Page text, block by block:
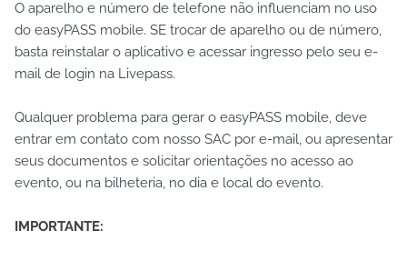
O aparelho e número de telefone não influenciam no uso
do easyPASS mobile. SE trocar de aparelho ou de número,
basta reinstalar o aplicativo e acessar ingresso pelo seu e-
mail de login na Livepass.
Qualquer problema para gerar o easyPASS mobile, deve
entrar em contato com nosso SAC por e-mail, ou apresentar
seus documentos e solicitar orientações no acesso ao
evento, ou na bilheteria, no dia e local do evento.
IMPORTANTE: